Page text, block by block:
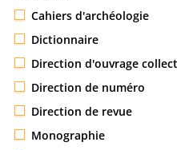
Cahiers d'archéologie
Dictionnaire
Direction d'ouvrage
Direction de numéro
Direction de revue
Monographie